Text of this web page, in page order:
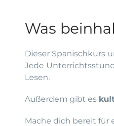
Was
Dieser Spanischkurs
Jede
Lesen.
Außerdem gibt es
Mache dich bereit für